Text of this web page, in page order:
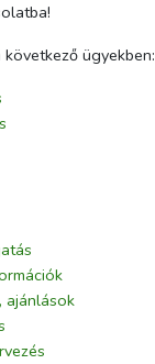
ügyekben:
ajánlások